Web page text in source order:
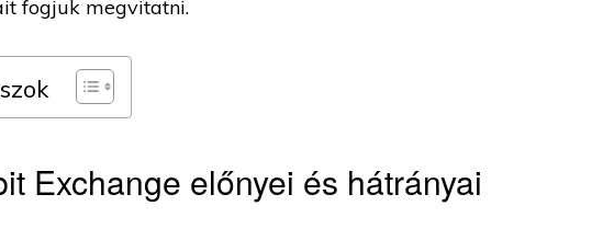
fogjuk megvitatni.
Exchange előnyei és hátrányai